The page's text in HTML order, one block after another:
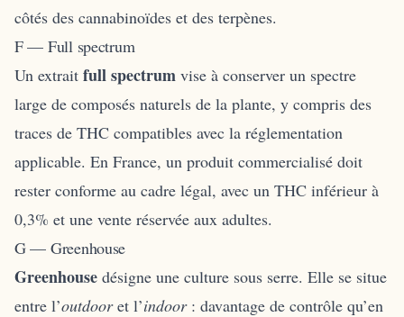
côtés des cannabinoïdes et des terpènes.
F — Full spectrum
Un extrait full spectrum vise à conserver un spectre
large de composés naturels de la plante, y compris des
traces de THC compatibles avec la réglementation
applicable. En France, un produit commercialisé doit
rester conforme au cadre légal, avec un THC inférieur à
0,3% et une vente réservée aux adultes.
G — Greenhouse
Greenhouse désigne une culture sous serre. Elle se situe
entre l’outdooret l’indoor: davantage de contrôle qu’en